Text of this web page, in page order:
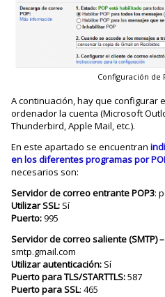
Configuración de
A continuación, hay que configurar
ordenador la cuenta (Microsoft
Thunderbird, Apple Mail, etc.).
En este apartado se encuentran
en los diferentes programas por
necesarios son:
Servidor de correo entrante POP3:
Utilizar SSL: Sí
Puerto:995
Servidor de correo saliente (SMTP)
smtp.gmail.com
Utilizar autenticación: Sí
Puerto para TLS/STARTTLS:587
Puerto para SSL: 465